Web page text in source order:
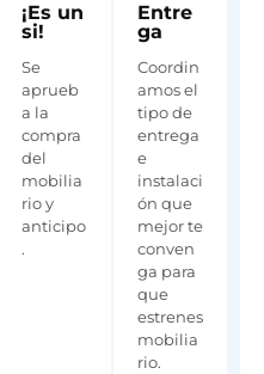
¡Es un
si!
Se
aprueb
a la
compra
del
mobilia
rio y
anticipo
.
Entre
ga
Coordin
amos el
tipo de
entrega
e
instalaci
ón que
mejor te
conven
ga para
que
estrenes
mobilia
rio.